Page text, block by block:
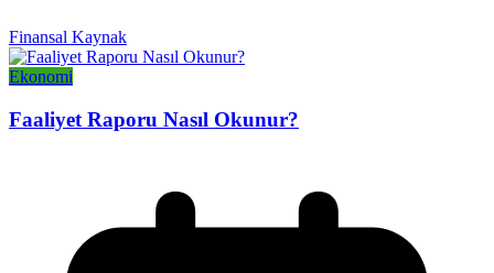
Finansal Kaynak
Ekonomi
Faaliyet Raporu Nasıl Okunur?